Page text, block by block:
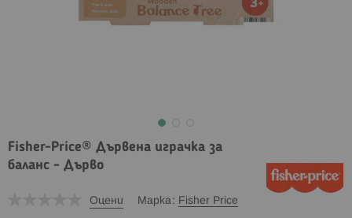
Fisher-Price® Дървена играчка за
баланс - Дърво
Оцени Марка Fisher Price